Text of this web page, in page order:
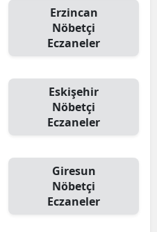
Erzincan
Nöbetçi
Eczaneler
Eskişehir
Nöbetçi
Eczaneler
Giresun
Nöbetçi
Eczaneler